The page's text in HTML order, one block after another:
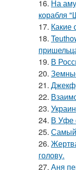
16. На
корабля
17. Какие
18.
19. В
20.
21.
22.
23.
24. В Уфе
25. Самый
26.
голову.
27. Аня